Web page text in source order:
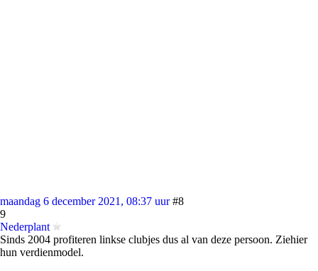
maandag 6 december 2021, 08:37 uur #8
9
Nederplant
Sinds 2004 profiteren linkse clubjes dus al van deze persoon. Ziehier
hun verdienmodel.